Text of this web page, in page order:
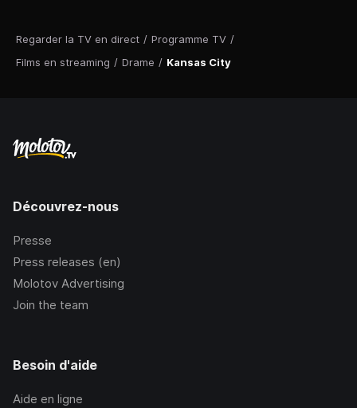
Regarder la TV en direct / Programme TV /
Films en streaming / Drame / Kansas City
Découvrez-nous
Presse
Press releases (en)
Molotov Advertising
Join the team
Besoin d'aide
Aide en ligne